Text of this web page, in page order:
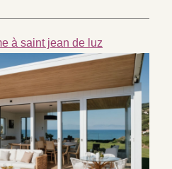
à saint jean de luz